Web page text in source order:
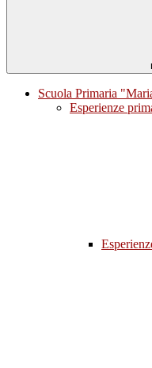
Scuola Primaria
Esperienze